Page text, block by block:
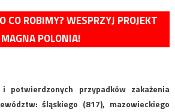
CO ROBIMY? WESPRZYJ PROJEKT
MAGNA POLONIA!
potwierdzonych przypadków zakażenia
śląskiego (817), mazowieckiego